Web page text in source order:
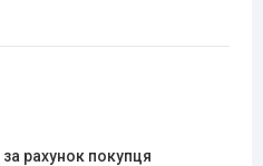
за рахунок покупця